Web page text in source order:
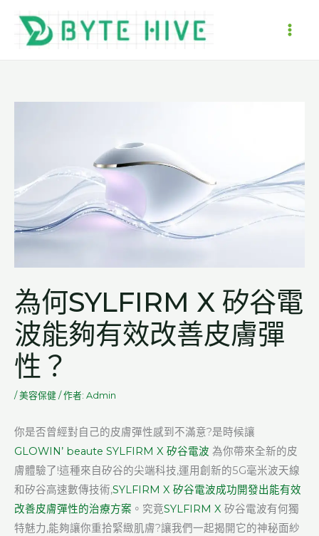
為何SYLFIRM X 矽谷電
波能夠有效改善皮膚彈
性？
/ 美容保健 / 作者: Admin
你是否曾經對自己的皮膚彈性感到不滿意?是時候讓
GLOWIN’ beaute SYLFIRM X 矽谷電波 為你帶來全新的皮
膚體驗了!這種來自矽谷的尖端科技,運用創新的5G毫米波天線
和矽谷高速數傳技術,SYLFIRM X 矽谷電波成功開發出能有效
改善皮膚彈性的治療方案 。究竟SYLFIRM X 矽谷電波有何獨
特魅力,能夠讓你重拾緊緻肌膚?讓我們一起揭開它的神秘面紗